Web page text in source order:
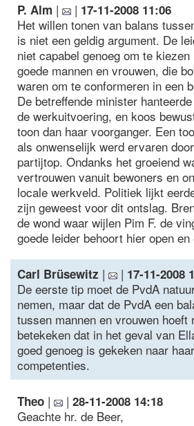
P. Alm | | 17-11-2008 11:06
Het willen tonen van balans
is niet een geldig argument. De
niet capabel genoeg om te
goede mannen en vrouwen, die
waren om te conformeren in een
De betreffende minister
de werkuitvoering, en koos
toon dan haar voorganger. Een
als onwenselijk werd ervaren
partijtop. Ondanks het groeiend
vertrouwen vanuit bewoners en
locale werkveld. Politiek lijkt
zijn geweest voor dit ontslag.
de wond waar wijlen Pim F. de
goede leider behoort hier open
Carl Brüsewitz | | 17-11-2008
De eerste tip moet de PvdA
nemen, maar dat de PvdA een
tussen mannen en vrouwen hoeft
betekeken dat in het geval van
goed genoeg is gekeken naar
competenties.
Theo | | 28-11-2008 14:18
Geachte hr. de Beer,